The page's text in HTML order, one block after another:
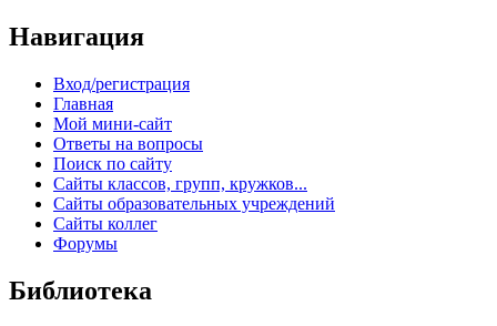
Навигация
Вход/регистрация
Главная
Мой мини-сайт
Ответы на вопросы
Поиск по сайту
Сайты классов, групп, кружков...
Сайты образовательных учреждений
Сайты коллег
Форумы
Библиотека